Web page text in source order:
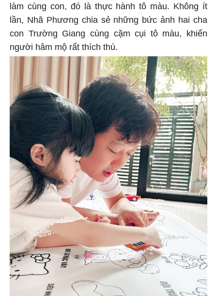
làm cùng con, đó là thực hành tô màu. Không ít
lần, Nhã Phương chia sẻ những bức ảnh hai cha
con Trường Giang cùng cặm cụi tô màu, khiến
người hâm mộ rất thích thú.